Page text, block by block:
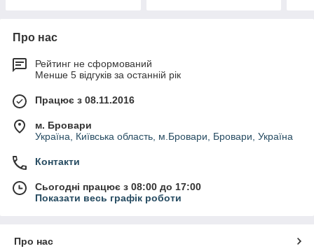
Про нас
Рейтинг не сформований
Менше 5 відгуків за останній рік
Працює з 08.11.2016
м. Бровари
Україна, Київська область, м.Бровари, Бровари, Україна
Контакти
Сьогодні працює з 08:00 до 17:00
Показати весь графік роботи
Про нас